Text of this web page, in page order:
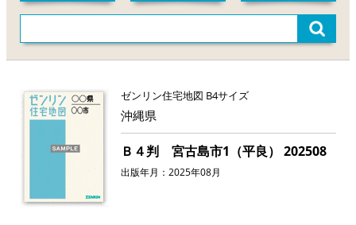
ゼンリン住宅地図 B4サイズ
沖縄県
Ｂ４判 宮古島市1（平良） 202508
出版年月：2025年08月